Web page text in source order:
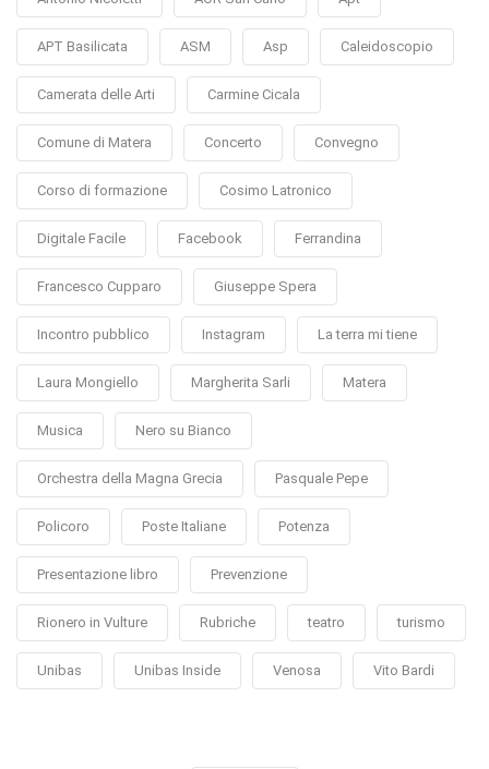
APT Basilicata ASM Asp Caleidoscopio
Camerata delle Arti Carmine Cicala
Comune di Matera Concerto Convegno
Corso di formazione Cosimo Latronico
Digitale Facile Facebook Ferrandina
Francesco Cupparo Giuseppe Spera
Incontro pubblico Instagram La terra mi tiene
Laura Mongiello Margherita Sarli Matera
Musica Nero su Bianco
Orchestra della Magna Grecia Pasquale Pepe
Policoro Poste Italiane Potenza
Presentazione libro Prevenzione
Rionero in Vulture Rubriche teatro turismo
Unibas Unibas Inside Venosa Vito Bardi